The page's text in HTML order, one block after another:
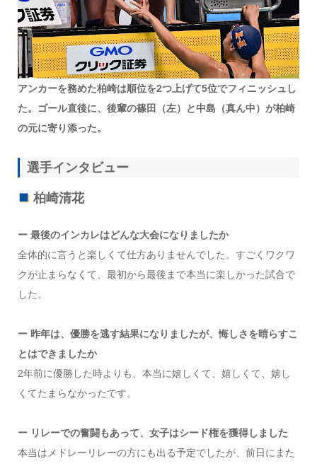
アンカーを務めた柏崎は順位を2つ上げて5位でフィニッシュし
た。ゴール直後に、後輩の篠田（左）と中島（真ん中）が柏崎
の元に寄り添った。
選手インタビュー
柏崎清花
ー 最後のインカレはどんな大会になりましたか
全体的に言うと楽しくて仕方ありませんでした。すごくワクワ
クが止まらなくて、最初から最後まで本当に楽しかった試合で
した。
ー 昨年は、優勝を逃す結果になりましたが、悔しさを晴らすこ
とはできましたか
2年前に優勝した時よりも、本当に嬉しくて、嬉しくて、嬉し
くてたまらなかったです。
ー リレーでの奮闘もあって、女子はシード権を獲得しました
本当はメドレーリレーの方にも出る予定でしたが、前日にまた